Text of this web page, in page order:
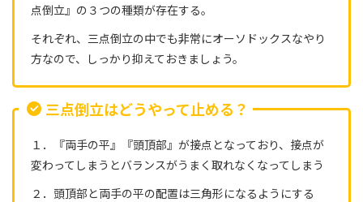
点倒立』の３つの種類が存在する。
それぞれ、三点倒立の中でも非常にオーソドックスなやり
方なので、しっかり抑えておきましょう。
三点倒立はどうやって止める？
１．『両手の平』『頭頂部』が接点となっており、接点が
変わってしまうとバランスがうまく取れなくなってしまう
２．頭頂部と両手の平の配置は三角形になるようにする